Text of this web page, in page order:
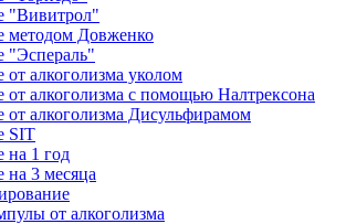
"Вивитрол"
методом Довженко
"Эспераль"
от алкоголизма уколом
от алкоголизма с помощью Налтрексона
от алкоголизма Дисульфирамом
SIT
на 1 год
на 3 месяца
от алкоголизма